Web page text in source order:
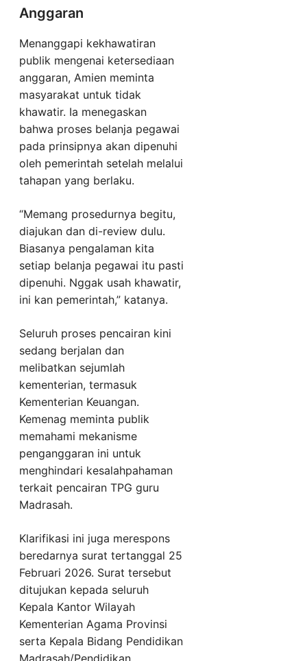
Anggaran
Menanggapi kekhawatiran
publik mengenai ketersediaan
anggaran, Amien meminta
masyarakat untuk tidak
khawatir. Ia menegaskan
bahwa proses belanja pegawai
pada prinsipnya akan dipenuhi
oleh pemerintah setelah melalui
tahapan yang berlaku.
“Memang prosedurnya begitu,
diajukan dan di-review dulu.
Biasanya pengalaman kita
setiap belanja pegawai itu pasti
dipenuhi. Nggak usah khawatir,
ini kan pemerintah,” katanya.
Seluruh proses pencairan kini
sedang berjalan dan
melibatkan sejumlah
kementerian, termasuk
Kementerian Keuangan.
Kemenag meminta publik
memahami mekanisme
penganggaran ini untuk
menghindari kesalahpahaman
terkait pencairan TPG guru
Madrasah.
Klarifikasi ini juga merespons
beredarnya surat tertanggal 25
Februari 2026. Surat tersebut
ditujukan kepada seluruh
Kepala Kantor Wilayah
Kementerian Agama Provinsi
serta Kepala Bidang Pendidikan